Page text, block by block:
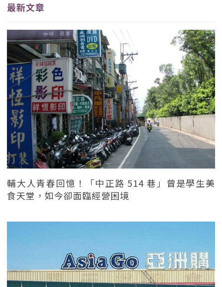
最新文章
輔大人青春回憶！「中正路 514 巷」曾是學生美
食天堂，如今卻面臨經營困境